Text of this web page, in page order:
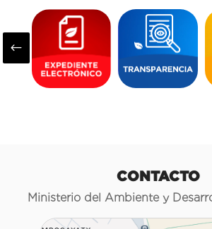
#
CONTACTO
Ministerio del Ambiente y